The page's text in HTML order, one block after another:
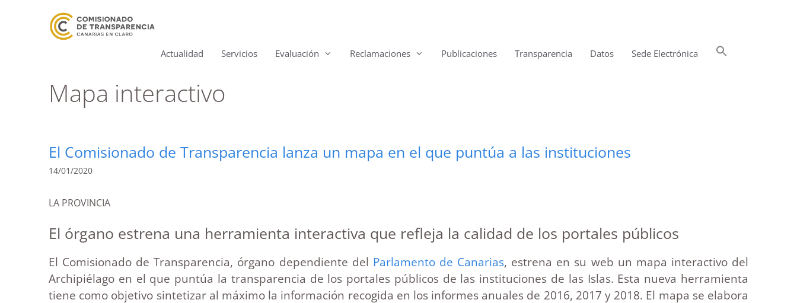
Actualidad Servicios Evaluación Reclamaciones Publicaciones Transparencia Datos Sede Electrónica
Mapa interactivo
El Comisionado de Transparencia lanza un mapa en el que puntúa a las instituciones
14/01/2020
LA PROVINCIA
El órgano estrena una herramienta interactiva que refleja la calidad de los portales públicos
El Comisionado de Transparencia, órgano dependiente del Parlamento de Canarias, estrena en su web un mapa interactivo del
Archipiélago en el que puntúa la transparencia de los portales públicos de las instituciones de las Islas. Esta nueva herramienta
tiene como objetivo sintetizar al máximo la información recogida en los informes anuales de 2016, 2017 y 2018. El mapa se elabora